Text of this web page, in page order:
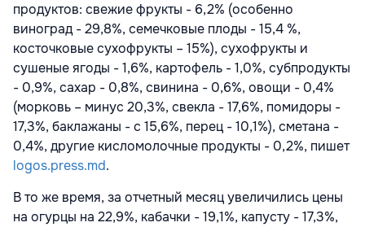
продуктов: свежие фрукты - 6,2% (особенно
виноград - 29,8%, семечковые плоды - 15,4 %,
косточковые сухофрукты – 15%), сухофрукты и
сушеные ягоды - 1,6%, картофель - 1,0%, субпродукты
- 0,9%, сахар - 0,8%, свинина - 0,6%, овощи - 0,4%
(морковь – минус 20,3%, свекла - 17,6%, помидоры -
17,3%, баклажаны - с 15,6%, перец - 10,1%), сметана -
0,4%, другие кисломолочные продукты - 0,2%, пишет
logos.press.md.
В то же время, за отчетный месяц увеличились цены
на огурцы на 22,9%, кабачки - 19,1%, капусту - 17,3%,